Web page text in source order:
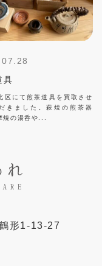
具
区にて煎茶道具を買取させ
きました。萩焼の煎茶器
焼の湯呑や...
形1-13-27